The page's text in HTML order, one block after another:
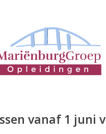
vanaf 1 juni